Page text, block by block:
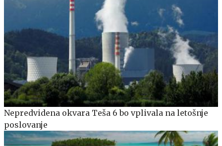
Nepredvidena okvara Teša 6 bo vplivala na letošnje
poslovanje